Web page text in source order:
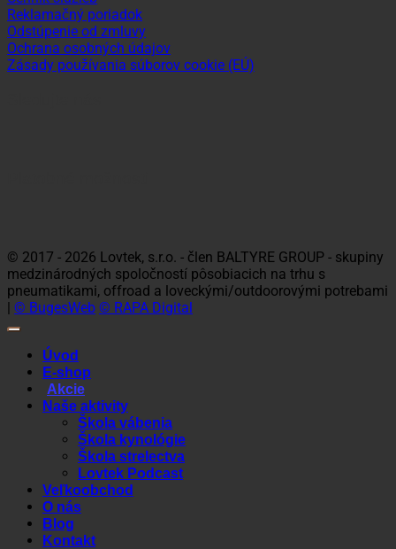
Reklamačný poriadok
Odstúpenie od zmluvy
Ochrana osobných údajov
Zásady používania súborov cookie (EÚ)
© 2017 - 2026 Lovtek, s.r.o. - člen BALTYRE GROUP - skupiny
medzinárodných spoločností pôsobiacich na trhu s
pneumatikami, offroad a loveckými/outdoorovými potrebami
| © BugesWeb © RAPA Digital
Úvod
E-shop
Akcie
Naše aktivity
Škola vábenia
Škola kynológie
Škola strelectva
Lovtek Podcast
Veľkoobchod
O nás
Blog
Kontakt